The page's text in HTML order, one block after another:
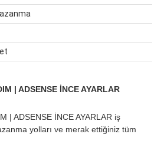
| ADSENSE İNCE AYARLAR
| ADSENSE İNCE AYARLAR iş
yolları ve merak ettiğiniz tüm